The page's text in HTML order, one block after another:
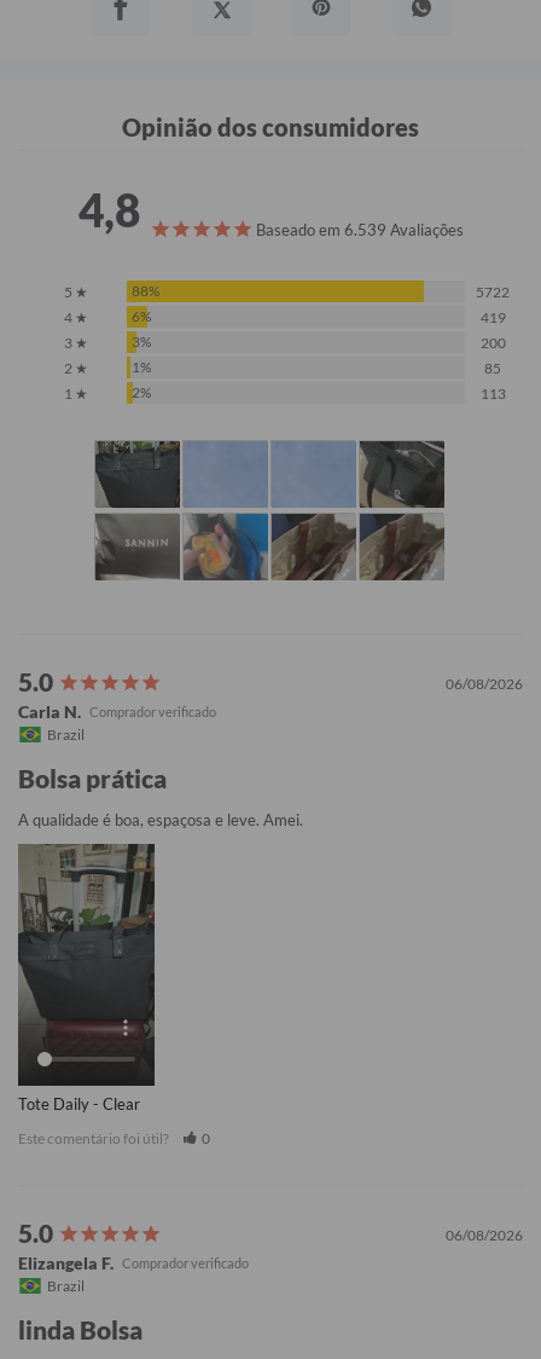
Opinião dos consumidores
4,8 Baseado em 6.539 Avaliações
5 ★ 88%
5722
4 ★
6%
419
3 ★
3%
200
2 ★
1%
85
1 ★
2% 113
06/08/2026
Carla N.
Brazil
Bolsa prática
A qualidade é boa, espaçosa e leve. Amei.
Tote Daily - Clear
Este comentário foi útil? 0
06/08/2026
Elizangela F.
Brazil
linda Bolsa